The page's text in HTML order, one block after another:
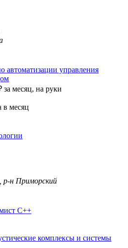
автоматизации управления
за месяц, на руки
в месяц
р-н Приморский
C++
комплексы и системы